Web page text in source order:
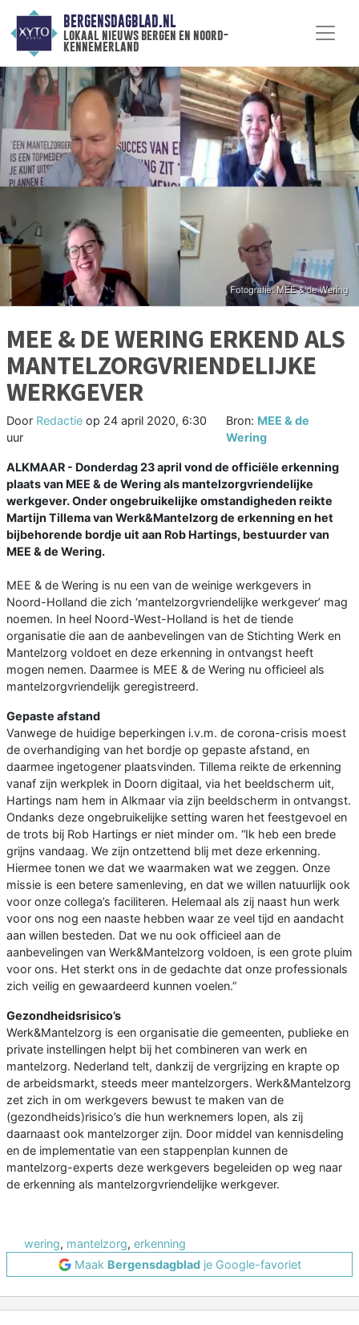
BERGENSDAGBLAD.NL
lokaal nieuws bergen en noord-
kennemerland
MEE & DE WERING ERKEND ALS
MANTELZORGVRIENDELIJKE
WERKGEVER
Door Redactie op 24 april 2020, 6:30
uur
Bron: MEE & de
Wering
ALKMAAR - Donderdag 23 april vond de officiële erkenning
plaats van MEE & de Wering als mantelzorgvriendelijke
werkgever. Onder ongebruikelijke omstandigheden reikte
Martijn Tillema van Werk&Mantelzorg de erkenning en het
bijbehorende bordje uit aan Rob Hartings, bestuurder van
MEE & de Wering.
MEE & de Wering is nu een van de weinige werkgevers in
Noord-Holland die zich ‘mantelzorgvriendelijke werkgever’ mag
noemen. In heel Noord-West-Holland is het de tiende
organisatie die aan de aanbevelingen van de Stichting Werk en
Mantelzorg voldoet en deze erkenning in ontvangst heeft
mogen nemen. Daarmee is MEE & de Wering nu officieel als
mantelzorgvriendelijk geregistreerd.
Gepaste afstand
Vanwege de huidige beperkingen i.v.m. de corona-crisis moest
de overhandiging van het bordje op gepaste afstand, en
daarmee ingetogener plaatsvinden. Tillema reikte de erkenning
vanaf zijn werkplek in Doorn digitaal, via het beeldscherm uit,
Hartings nam hem in Alkmaar via zijn beeldscherm in ontvangst.
Ondanks deze ongebruikelijke setting waren het feestgevoel en
de trots bij Rob Hartings er niet minder om. “Ik heb een brede
grijns vandaag. We zijn ontzettend blij met deze erkenning.
Hiermee tonen we dat we waarmaken wat we zeggen. Onze
missie is een betere samenleving, en dat we willen natuurlijk ook
voor onze collega’s faciliteren. Helemaal als zij naast hun werk
voor ons nog een naaste hebben waar ze veel tijd en aandacht
aan willen besteden. Dat we nu ook officieel aan de
aanbevelingen van Werk&Mantelzorg voldoen, is een grote pluim
voor ons. Het sterkt ons in de gedachte dat onze professionals
zich veilig en gewaardeerd kunnen voelen.”
Gezondheidsrisico’s
Werk&Mantelzorg is een organisatie die gemeenten, publieke en
private instellingen helpt bij het combineren van werk en
mantelzorg. Nederland telt, dankzij de vergrijzing en krapte op
de arbeidsmarkt, steeds meer mantelzorgers. Werk&Mantelzorg
zet zich in om werkgevers bewust te maken van de
(gezondheids)risico’s die hun werknemers lopen, als zij
daarnaast ook mantelzorger zijn. Door middel van kennisdeling
en de implementatie van een stappenplan kunnen de
mantelzorg-experts deze werkgevers begeleiden op weg naar
de erkenning als mantelzorgvriendelijke werkgever.
wering, mantelzorg, erkenning
Maak Bergensdagbladje Google-favoriet